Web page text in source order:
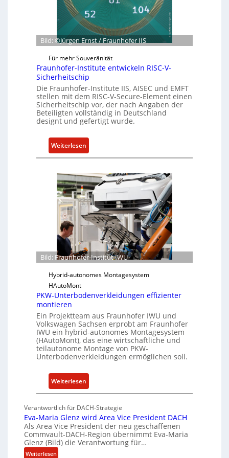
e
n
y
b
e
r
R
e
s
i
l
i
e
e
c
t
t
G
e
c
h
ä
f
t
s
e
h
i
t
f
r
o
f
t
w
r
u
n
d
K
I
Bild: ©Jürgen Ernst / Fraunhofer IIS
Für mehr Souveränität
Fraunhofer-Institute entwickeln RISC-V-
Sicherheitschip
Die Fraunhofer-Institute IIS, AISEC und EMFT
stellen mit dem RISC-V-Secure-Element einen
Sicherheitschip vor, der nach Angaben der
Beteiligten vollständig in Deutschland
designt und gefertigt wurde.
Weiterlesen
F
a
u
n
o
e
r
-
I
s
i
t
u
t
e
t
c
k
e
Bild: Fraunhofer-Institut IWU
Hybrid-autonomes Montagesystem
HAutoMont
PKW-Unterbodenverkleidungen effizienter
montieren
Ein Projektteam aus Fraunhofer IWU und
Volkswagen Sachsen erprobt am Fraunhofer
IWU ein hybrid-autonomes Montagesystem
(HAutoMont), das eine wirtschaftliche und
teilautonome Montage von PKW-
Unterbodenverkleidungen ermöglichen soll.
Weiterlesen
P
W
-
U
n
Verantwortlich für DACH-Strategie
Eva-Maria Glenz wird Area Vice President DACH
Als Area Vice President der neu geschaffenen
Commvault-DACH-Region übernimmt Eva-Maria
Glenz (Bild) die Verantwortung für…
Weiterlesen: